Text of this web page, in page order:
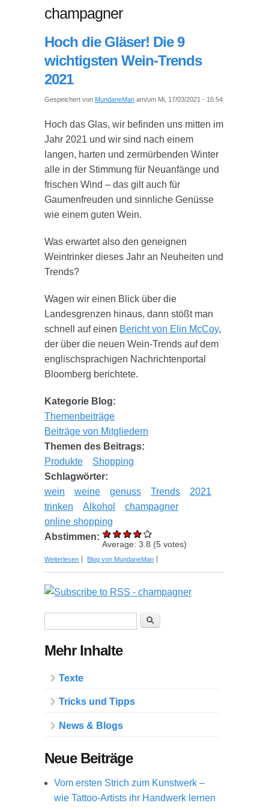
champagner
Hoch die Gläser! Die 9
wichtigsten Wein-Trends
2021
Gespeichert von MundaneMan am/um Mi, 17/03/2021 - 16:54
Hoch das Glas, wir befinden uns mitten im
Jahr 2021 und wir sind nach einem
langen, harten und zermürbenden Winter
alle in der Stimmung für Neuanfänge und
frischen Wind – das gilt auch für
Gaumenfreuden und sinnliche Genüsse
wie einem guten Wein.
Was erwartet also den geneignen
Weintrinker dieses Jahr an Neuheiten und
Trends?
Wagen wir einen Blick über die
Landesgrenzen hinaus, dann stößt man
schnell auf einen Bericht von Elin McCoy,
der über die neuen Wein-Trends auf dem
englischsprachigen Nachrichtenportal
Bloomberg berichtete.
Kategorie Blog:
Themenbeiträge
Beiträge von Mitgliedern
Themen des Beitrags:
Produkte
Shopping
Schlagwörter:
wein
weine genuss Trends
2021
trinken
Alkohol
champagner
online shopping
Abstimmen:
Average: 3.8 (5 votes)
Weiterlesen über Hoch die Gläser! Die 9 wichtigsten Wein-
Blog von MundaneMan
Suche
Mehr Inhalte
Texte
Tricks und Tipps
News & Blogs
Neue Beiträge
Vom ersten Strich zum Kunstwerk –
wie Tattoo-Artists ihr Handwerk lernen